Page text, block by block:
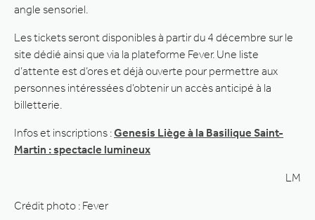
angle sensoriel.
Les tickets seront disponibles à partir du 4 décembre sur le
site dédié ainsi que via la plateforme Fever. Une liste
d’attente est d’ores et déjà ouverte pour permettre aux
personnes intéressées d’obtenir un accès anticipé à la
billetterie.
Infos et inscriptions :Genesis Liège à la Basilique Saint-
Martin : spectacle lumineux
LM
Crédit photo : Fever